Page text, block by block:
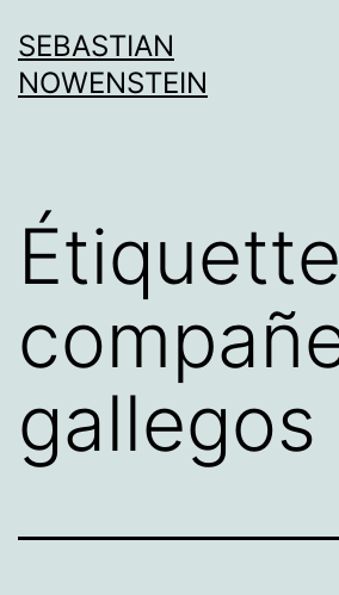
au
contenu
SEBASTIAN
NOWENSTEIN
gallegos